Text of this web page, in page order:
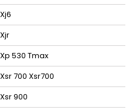
Xj6
Xjr
Xp 530 Tmax
Xsr 700 Xsr700
Xsr 900